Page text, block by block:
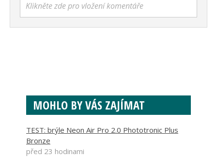
Klikněte zde pro vložení komentáře
MOHLO BY VÁS ZAJÍMAT
TEST: brýle Neon Air Pro 2.0 Phototronic Plus
Bronze
před 23 hodinami